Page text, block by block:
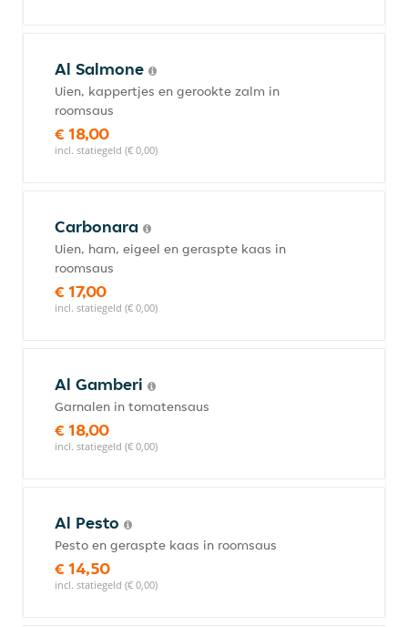
Al Salmone
Uien, kappertjes en gerookte zalm in
roomsaus
€ 18,00
incl. statiegeld (€ 0,00)
Carbonara
Uien, ham, eigeel en geraspte kaas in
roomsaus
€ 17,00
incl. statiegeld (€ 0,00)
Al Gamberi
Garnalen in tomatensaus
€ 18,00
incl. statiegeld (€ 0,00)
Al Pesto
Pesto en geraspte kaas in roomsaus
€ 14,50
incl. statiegeld (€ 0,00)